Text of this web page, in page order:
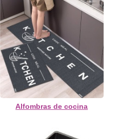
Alfombras de cocina